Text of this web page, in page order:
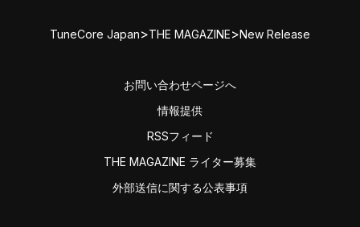
TuneCore Japan>THE MAGAZINE>New Release
お問い合わせページへ
情報提供
RSSフィード
THE MAGAZINE ライター募集
外部送信に関する公表事項